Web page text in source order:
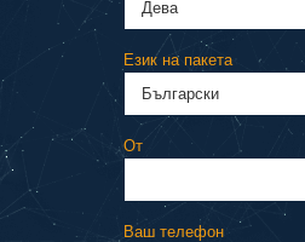
Език на пакета
От
Ваш телефон